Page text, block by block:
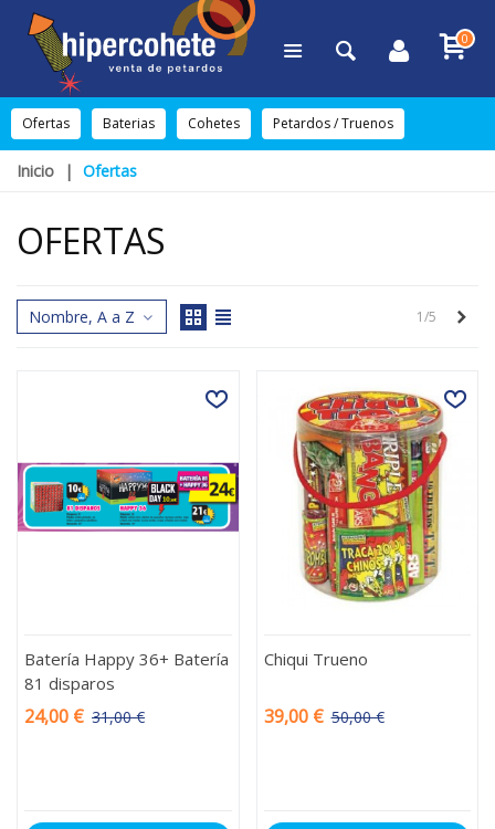
0
Ofertas Baterias Cohetes Petardos / Truenos
Inicio | Ofertas
OFERTAS
Nombre, A a Z 1/5
Batería Happy 36+ Batería
81 disparos
24,00 € 31,00 €
Chiqui Trueno
39,00 € 50,00 €